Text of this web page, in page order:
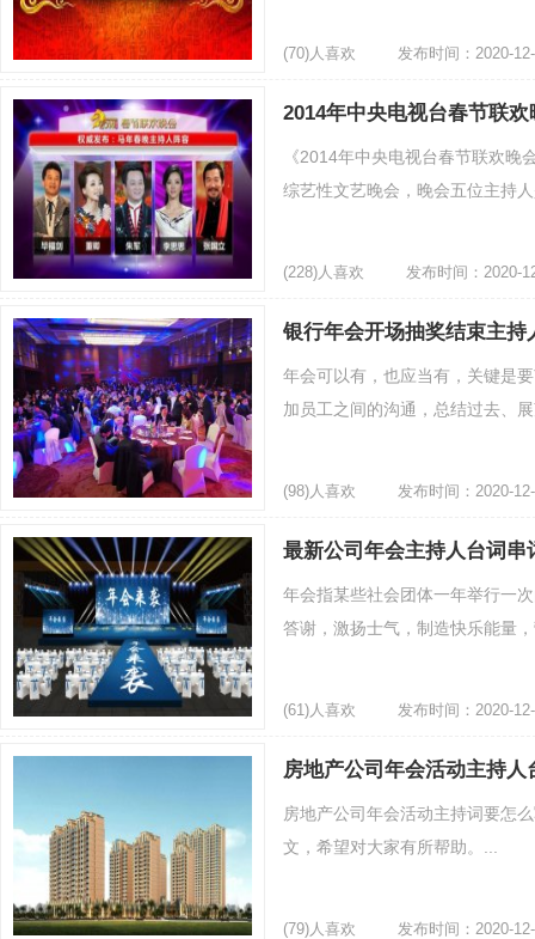
(70)人喜欢 发布时间：2020-
2014年中央电视台春节联
《2014年中央电视台春节联欢
综艺性文艺晚会，晚会五位主持
(228)人喜欢 发布时间：2020-
银行年会开场抽奖结束主持
年会可以有，也应当有，关键是
加员工之间的沟通，总结过去、
(98)人喜欢 发布时间：2020-
最新公司年会主持人台词串
年会指某些社会团体一年举行一
答谢，激扬士气，制造快乐能量
(61)人喜欢 发布时间：2020-
房地产公司年会活动主持人
房地产公司年会活动主持词要怎
文，希望对大家有所帮助。...
(79)人喜欢 发布时间：2020-